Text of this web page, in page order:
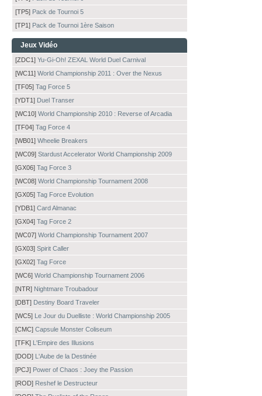
[TP5] Pack de Tournoi 5
[TP1] Pack de Tournoi 1ère Saison
Jeux Vidéo
[ZDC1] Yu-Gi-Oh! ZEXAL World Duel Carnival
[WC11] World Championship 2011 : Over the Nexus
[TF05] Tag Force 5
[YDT1] Duel Transer
[WC10] World Championship 2010 : Reverse of Arcadia
[TF04] Tag Force 4
[WB01] Wheelie Breakers
[WC09] Stardust Accelerator World Championship 2009
[GX06] Tag Force 3
[WC08] World Championship Tournament 2008
[GX05] Tag Force Evolution
[YDB1] Card Almanac
[GX04] Tag Force 2
[WC07] World Championship Tournament 2007
[GX03] Spirit Caller
[GX02] Tag Force
[WC6] World Championship Tournament 2006
[NTR] Nightmare Troubadour
[DBT] Destiny Board Traveler
[WC5] Le Jour du Duelliste : World Championship 2005
[CMC] Capsule Monster Coliseum
[TFK] L'Empire des Illusions
[DOD] L'Aube de la Destinée
[PCJ] Power of Chaos : Joey the Passion
[ROD] Reshef le Destructeur